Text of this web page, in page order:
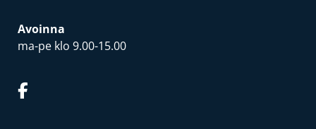
Avoinna
ma-pe klo 9.00-15.00